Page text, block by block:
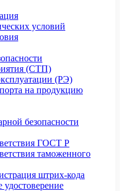
условий
(СТП)
(РЭ)
на продукцию
безопасности
ГОСТ Р
таможенного
штрих-кода
удостоверение